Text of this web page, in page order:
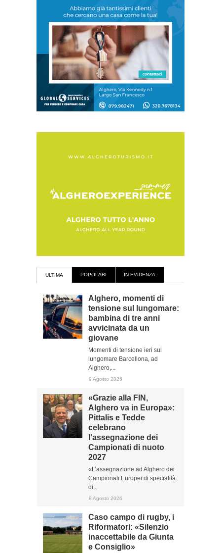
ULTIMA POPOLARI IN EVIDENZA
Alghero, momenti di
tensione sul lungomare:
bambina di tre anni
avvicinata da un
giovane
Momenti di tensione ieri sul
lungomare Barcellona, ad
Alghero,...
9 Agosto 2026
«Grazie alla FIN,
Alghero va in Europa»:
Pittalis e Tedde
celebrano
l’assegnazione dei
Campionati di nuoto
2027
«L’assegnazione ad Alghero dei
Campionati Europei di specialità
di...
8 Agosto 2026
Caso campo di rugby, i
Riformatori: «Silenzio
inaccettabile da Giunta
e Consiglio»